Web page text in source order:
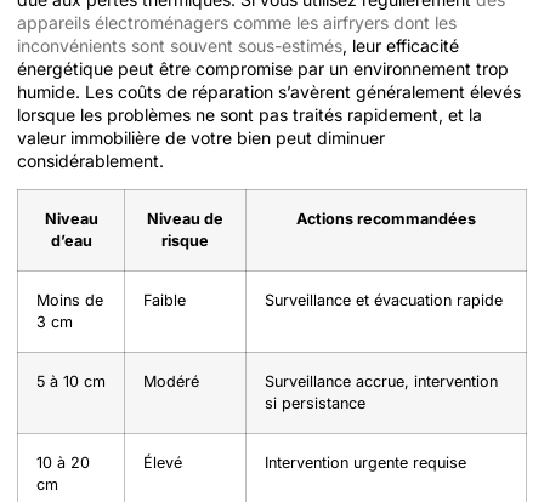
appareils électroménagers comme les airfryers dont les
inconvénients sont souvent sous-estimés, leur efficacité
énergétique peut être compromise par un environnement trop
humide. Les coûts de réparation s’avèrent généralement élevés
lorsque les problèmes ne sont pas traités rapidement, et la
valeur immobilière de votre bien peut diminuer
considérablement.
Niveau
d’eau
Niveau de
risque
Actions recommandées
Moins de
3 cm
Faible Surveillance et évacuation rapide
5 à 10 cm Modéré
Surveillance accrue, intervention
si persistance
10 à 20
cm
Élevé Intervention urgente requise